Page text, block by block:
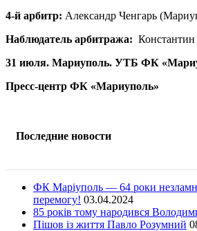
4-й арбитр: Александр Ченгарь
Наблюдатель арбитража:
31 июля. Мариуполь. УТБ ФК
Пресс-центр ФК «Мариуполь»
Последние новости
ФК Маріуполь — 64 роки
перемогу! 03.04.2024
85 років тому народився
Пішов із життя Павло Розумний